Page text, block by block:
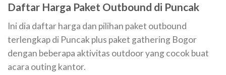
Daftar Harga Paket Outbound di Puncak
Ini dia daftar harga dan pilihan paket outbound
terlengkap di Puncak plus paket gathering Bogor
dengan beberapa aktivitas outdoor yang cocok buat
acara outing kantor.